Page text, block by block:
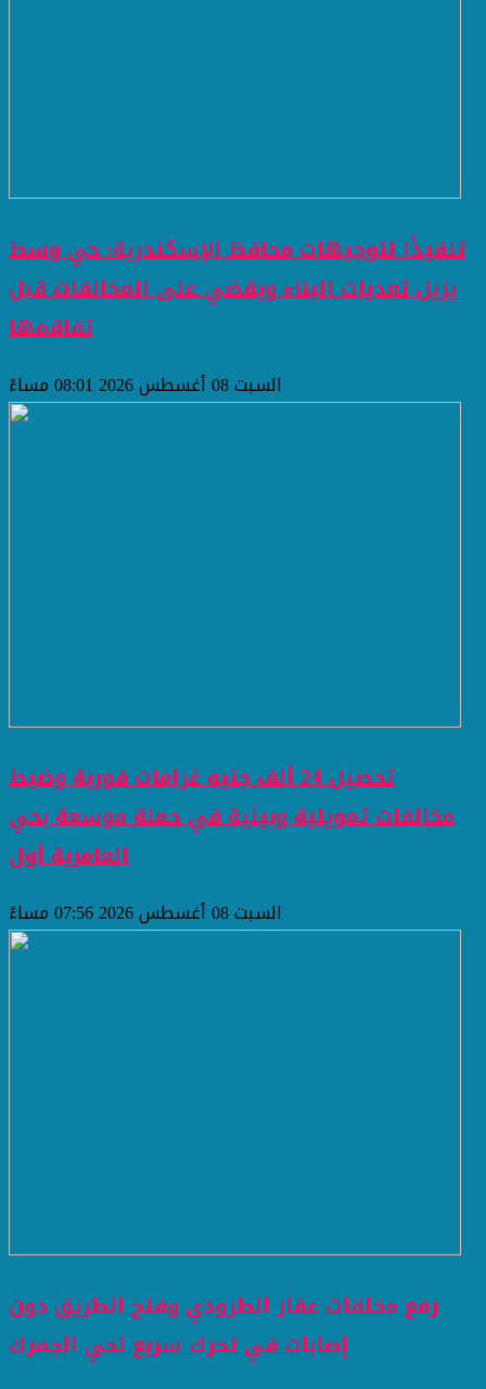
تنفيذًا لتوجيهات محافظ الإسكندرية: حي وسط
يزيل تعديات البناء ويقضي على المخالفات قبل
تفاقمها
السبت 08 أغسطس 2026 08:01 مساءً
تحصيل 24 ألف جنيه غرامات فورية وضبط
مخالفات تمويلية وبيئية في حملة موسعة بحي
العامرية أول
السبت 08 أغسطس 2026 07:56 مساءً
رفع مخلفات عقار الطرودي وفتح الطريق دون
إصابات في تحرك سريع لحي الجمرك